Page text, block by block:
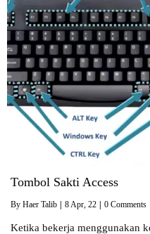
Tombol Sakti Access
By Haer Talib | 8 Apr, 22 | 0 Comments
Ketika bekerja menggunakan